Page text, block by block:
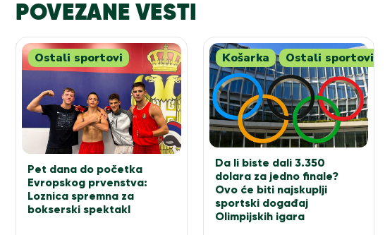
POVEZANE VESTI
Ostali sportovi
Pet dana do početka
Evropskog prvenstva:
Loznica spremna za
bokserski spektakl
Košarka Ostali sportovi
Da li biste dali 3.350
dolara za jedno finale?
Ovo će biti najskuplji
sportski događaj
Olimpijskih igara